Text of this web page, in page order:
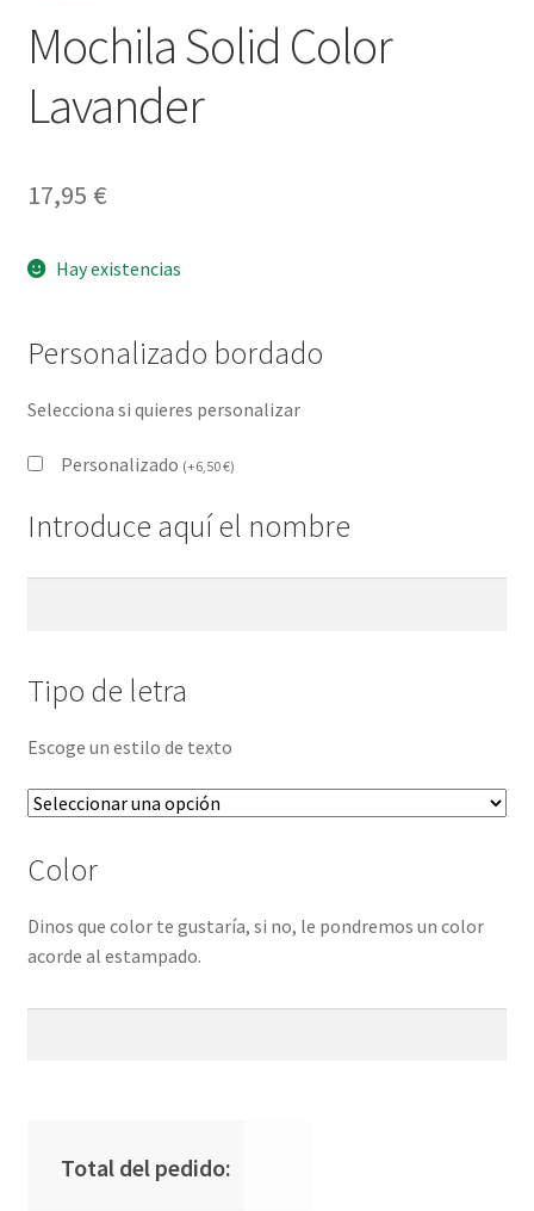
Mochila Solid Color
Lavander
17,95 €
Hay existencias
Personalizado bordado
Selecciona si quieres personalizar
Personalizado (+6,50€)
Introduce aquí el nombre
Tipo de letra
Escoge un estilo de texto
Color
Dinos que color te gustaría, si no, le pondremos un color
acorde al estampado.
Total del pedido: